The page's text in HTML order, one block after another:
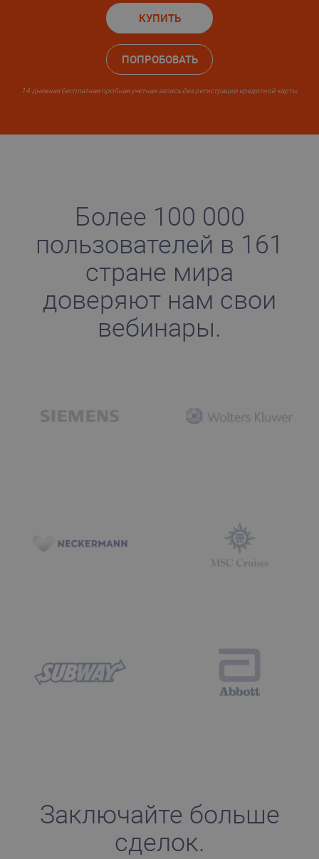
КУПИТЬ
ПОПРОБОВАТЬ
14-дневная бесплатная пробная учетная запись без регистрации кредитной карты
Более 100 000
пользователей в 161
стране мира
доверяют нам свои
вебинары.
Заключайте больше
сделок.